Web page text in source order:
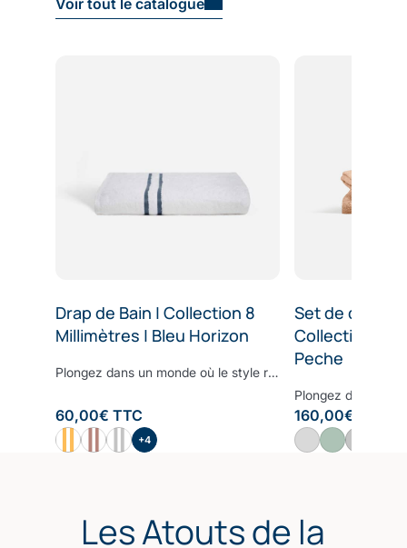
Voir tout le catalogue
Drap de Bain | Collection 8
Millimètres | Bleu Horizon
Plongez dans un monde où le style rencontre le confort avec nos draps de bain de la Collection 8 Millimètres. Grâce à sa douceur incomparable et les propriétés écologiques du bambou, vous sécher à la sortie de votre douche sera le meilleur moment de votre routine quotidienne. Une pièce maîtresse qui allie confort, élégance et durabilité – un ajout indispensable à votre collection de linge de maison.
60,00€ TTC
+4
Set de
Collection
Peche
160,00€
Les Atouts de la